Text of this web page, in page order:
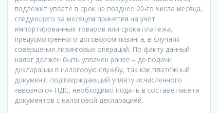
подлежит уплате в срок не позднее 20-го числа месяца,
следующего за месяцем принятия на учёт
импортированных товаров или срока платежа,
предусмотренного договором лизинга, в случаях
совершения лизинговых операций. По факту данный
налог должен быть уплачен ранее – до подачи
декларации в налоговую службу, так как платёжный
документ, подтверждающий уплату исчисленного
«ввозного» НДС, необходимо подать в составе пакета
документов с налоговой декларацией.